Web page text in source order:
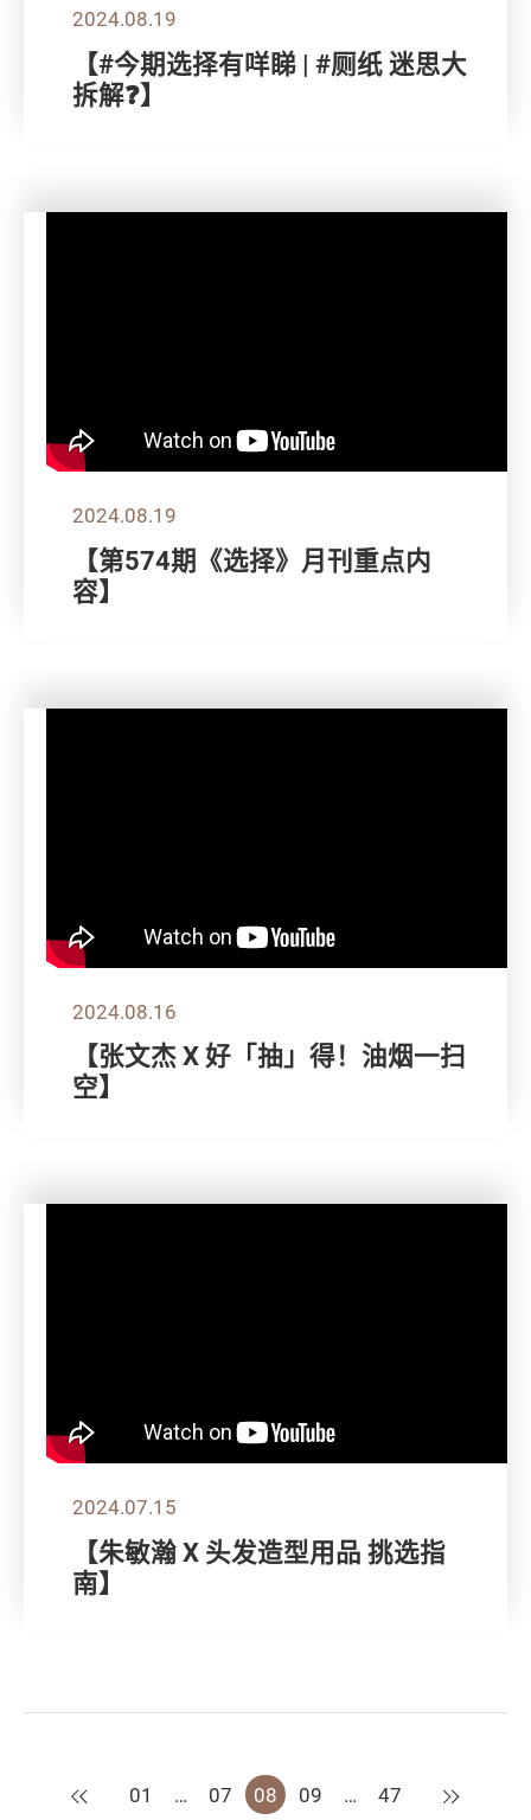
2024.08.19
【#今期选择有咩睇 | #厕纸 迷思大
拆解❓】
2024.08.19
【第574期《选择》月刊重点内
容】
2024.08.16
【张文杰 X 好「抽」得！油烟一扫
空】
2024.07.15
【朱敏瀚 X 头发造型用品 挑选指
南】
上一页
01 … 07 08 09 … 47 下一页